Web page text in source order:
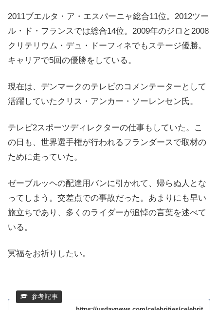
2011ブエルタ・ア・エスパーニャ総合11位。2012ツー
ル・ド・フランスでは総合14位。2009年のジロと2008
クリテリウム・デュ・ドーフィネでもステージ優勝。
キャリアで5回の優勝をしている。
現在は、デンマークのテレビのコメンテーターとして
活躍していたクリス・アンカー・ソーレンセン氏。
テレビ2スポーツディレクターの仕事もしていた。こ
の日も、世界選手権が行われるフランダースで取材の
ために走っていた。
ゼーブルッヘの配達用バンに引かれて、帰らぬ人とな
ってしまう。交差点での事故だった。あまりにも早い
旅立ちであり、多くのライダーが追悼の言葉を述べて
いる。
冥福をお祈りしたい。